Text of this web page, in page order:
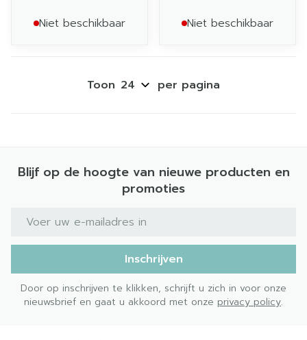
Niet beschikbaar Niet beschikbaar
Toon per pagina
Blijf op de hoogte van nieuwe producten en
promoties
E-mail adres
Inschrijven
Door op inschrijven te klikken, schrijft u zich in voor onze
nieuwsbrief en gaat u akkoord met onze privacy policy.